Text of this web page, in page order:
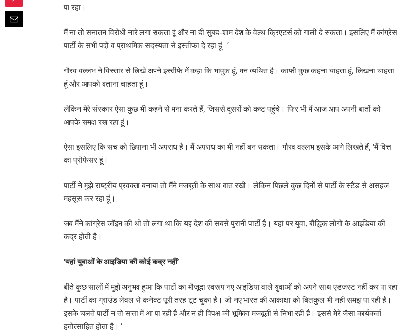
पा रहा।
मैं ना तो सनातन विरोधी नारे लगा सकता हूं और ना ही सुबह-शाम देश के वेल्थ क्रिएटर्स को गाली दे सकता। इसलिए मैं कांग्रेस
पार्टी के सभी पदों व प्राथमिक सदस्यता से इस्तीफा दे रहा हूं।’
गौरव वल्लभ ने विस्तार से लिखे अपने इस्तीफे में कहा कि भावुक हूं, मन व्यथित है। काफी कुछ कहना चाहता हूं, लिखना चाहता
हूं और आपको बताना चाहता हूं।
लेकिन मेरे संस्कार ऐसा कुछ भी कहने से मना करते हैं, जिससे दूसरों को कष्ट पहुंचे। फिर भी मैं आज आप अपनी बातों को
आपके समक्ष रख रहा हूं।
ऐसा इसलिए कि सच को छिपाना भी अपराध है। मैं अपराध का भी नहीं बन सकता। गौरव वल्लभ इसके आगे लिखते हैं, ‘मैं वित्त
का प्रोफेसर हूं।
पार्टी ने मुझे राष्ट्रीय प्रवक्ता बनाया तो मैंने मजबूती के साथ बात रखी। लेकिन पिछले कुछ दिनों से पार्टी के स्टैंड से असहज
महसूस कर रहा हूं।
जब मैंने कांग्रेस जॉइन की थी तो लगा था कि यह देश की सबसे पुरानी पार्टी है। यहां पर युवा, बौद्धिक लोगों के आइडिया की
कद्र होती है।
‘यहां युवाओं के आइडिया की कोई कद्र नहीं’
बीते कुछ सालों में मुझे अनुभव हुआ कि पार्टी का मौजूदा स्वरूप नए आइडिया वाले युवाओं को अपने साथ एडजस्ट नहीं कर पा रहा
है। पार्टी का ग्राउंड लेवल से कनेक्ट पूरी तरह टूट चुका है। जो नए भारत की आकांक्षा को बिलकुल भी नहीं समझ पा रही है।
इसके चलते पार्टी न तो सत्ता में आ पा रही है और न ही विपक्ष की भूमिका मजबूती से निभा रही है। इससे मेरे जैसा कार्यकर्ता
हतोत्साहित होता है। ‘